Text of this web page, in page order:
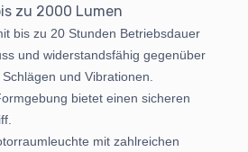
zu 2000 Lumen
bis zu 20 Stunden Betriebsdauer
und widerstandsfähig gegenüber
und Vibrationen.
bietet einen sicheren
mit zahlreichen